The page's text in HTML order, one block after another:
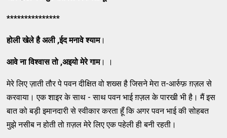
***************
होली खेले है अली,ईद मनावे श्याम।
आवे ना विश्वास तो,अइयो मेरे गाम। ।
मेरे लिए ज़ाती तौर पे पवन दीक्षित वो शख्स है जिसने मेरा त-आर्रुफ़ ग़ज़ल से
करवाया। एक शाइर के साथ - साथ पवन भाई ग़ज़ल के पारखी भी है। मैं इस
बात को बड़ी इमानदारी से स्वीकार करता हूँ कि अगर पवन भाई की सोहबत
मुझे नसीब न होती तो ग़ज़ल मेरे लिए एक पहेली ही बनी रहती।